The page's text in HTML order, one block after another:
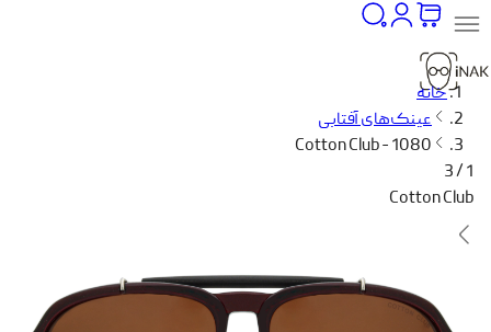
خانه
عینک‌های آفتابی
Cotton Club - 1080
1 / 3
Cotton Club